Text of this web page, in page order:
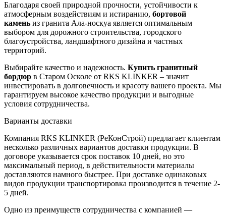
Благодаря своей природной прочности, устойчивости к
атмосферным воздействиям и истиранию, бортовой
камень из гранита Ала-носкуа является оптимальным
выбором для дорожного строительства, городского
благоустройства, ландшафтного дизайна и частных
территорий.
Выбирайте качество и надежность. Купить гранитный
бордюр в Старом Осколе от RKS KLINKER – значит
инвестировать в долговечность и красоту вашего проекта. Мы
гарантируем высокое качество продукции и выгодные
условия сотрудничества.
Варианты доставки
Компания RKS KLINKER (РеКонСтрой) предлагает клиентам
несколько различных вариантов доставки продукции. В
договоре указывается срок поставок 10 дней, но это
максимальный период, в действительности материалы
доставляются намного быстрее. При доставке одинаковых
видов продукции транспортировка производится в течение 2-
5 дней.
Одно из преимуществ сотрудничества с компанией —